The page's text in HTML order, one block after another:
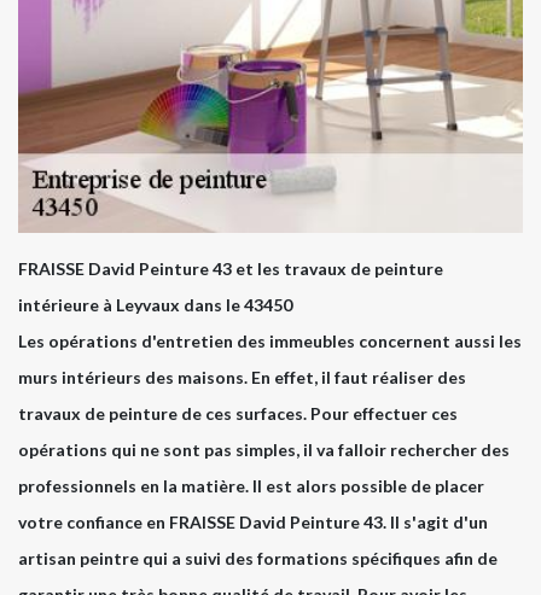
FRAISSE David Peinture 43 et les travaux de peinture
intérieure à Leyvaux dans le 43450
Les opérations d'entretien des immeubles concernent aussi les
murs intérieurs des maisons. En effet, il faut réaliser des
travaux de peinture de ces surfaces. Pour effectuer ces
opérations qui ne sont pas simples, il va falloir rechercher des
professionnels en la matière. Il est alors possible de placer
votre confiance en FRAISSE David Peinture 43. Il s'agit d'un
artisan peintre qui a suivi des formations spécifiques afin de